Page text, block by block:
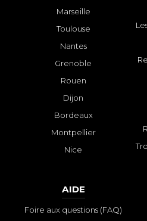
Marseille
Toulouse
Nantes
Grenoble
Rouen
Dijon
Bordeaux
Montpellier
Nice
AIDE
Foire aux questions (FAQ)